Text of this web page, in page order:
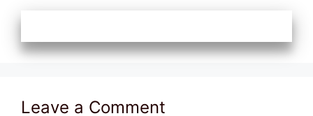
Leave a Comment